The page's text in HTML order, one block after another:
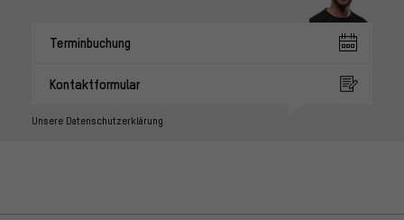
Terminbuchung
Kontaktformular
Unsere Datenschutzerklärung